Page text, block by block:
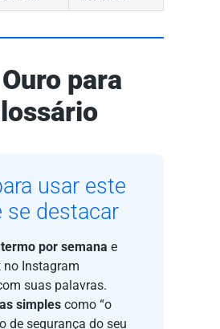
para
usar este
se destacar
por semana e
no Instagram
suas palavras.
simples como “o
de segurança do seu